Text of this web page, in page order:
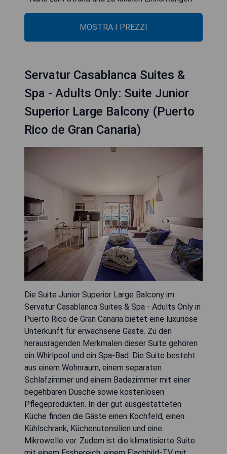
MOSTRA I PREZZI
Servatur Casablanca Suites &
Spa - Adults Only: Suite Junior
Superior Large Balcony (Puerto
Rico de Gran Canaria)
Die Suite Junior Superior Large Balcony im
Servatur Casablanca Suites & Spa - Adults Only in
Puerto Rico de Gran Canaria bietet eine luxuriöse
Unterkunft für erwachsene Gäste. Zu den
herausragenden Merkmalen dieser Suite gehören
ein Whirlpool und ein Spa-Bad. Die Suite besteht
aus einem Wohnraum, einem separaten
Schlafzimmer und einem Badezimmer mit einer
begehbaren Dusche sowie kostenlosen
Pflegeprodukten. In der gut ausgestatteten
Küche finden die Gäste einen Kochfeld, einen
Kühlschrank, Küchenutensilien und eine
Mikrowelle vor. Zudem ist die klimatisierte Suite